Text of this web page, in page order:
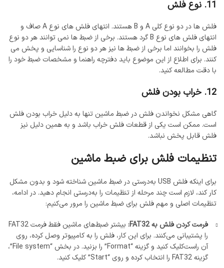
11. نوع فلش
فلش ها در دو نوع کلی A و B هستند. انتهای فلش های نوع A صاف و
انتهای فلش های نوع B گرد هستند. برخی از ضبط ها نمی توانند هر دو نوع
فلش را بخوانند اما برخی از ضبط ها نیز هر دو نوع را شناسایی و پخش می
کنند. برای اطلاع از این موضوع باید دفترچه راهنما و مشخصات ضبط خود را
با دقت مطالعه کنید.
12. خراب بودن فلش
گاهی مشکل نخواندن فلش در ضبط ماشین تنها به دلیل خراب بودن فلش
است. ممکن است یکی از قطعات فلش خراب باشد و به همین دلیل نیز
فلش قابل پخش نباشد.
تنظیمات فلش برای ضبط ماشین
برای اینکه فلش USB به‌درستی در ضبط ماشین شناخته شود و بدون مشکل
کار کند، لازم است چند مرحله از تنظیمات را به‌درستی انجام دهید. در ادامه،
تنظیمات اصلی و مهم فلش برای ضبط ماشین را مرور می‌کنیم:
فرمت کردن فلش به FAT32:
بیشتر ضبط‌های ماشین فقط فرمت FAT32
را پشتیبانی می‌کنند. برای این کار، فلش را به کامپیوتر وصل کرده، روی
آن راست‌کلیک کنید و گزینه “Format” را بزنید. در بخش “File system”،
گزینه FAT32 را انتخاب کرده و روی “Start” کلیک کنید.